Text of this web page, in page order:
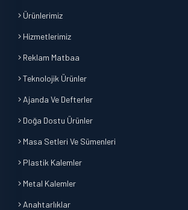
Ürünlerimiz
Hizmetlerimiz
Reklam Matbaa
Teknolojik Ürünler
Ajanda Ve Defterler
Doğa Dostu Ürünler
Masa Setleri Ve Sümenleri
Plastik Kalemler
Metal Kalemler
Anahtarlıklar